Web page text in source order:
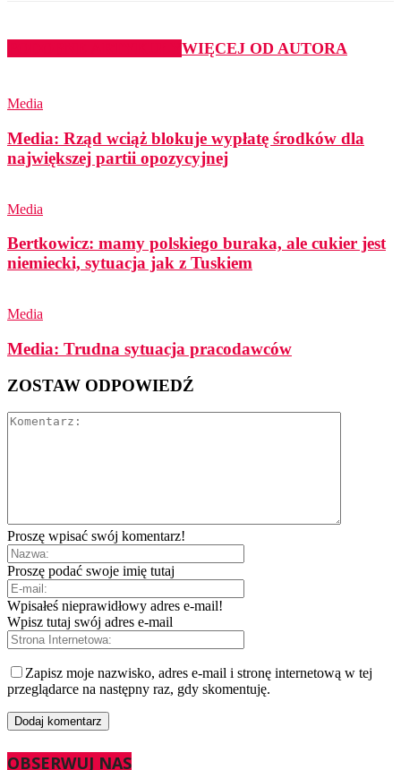
WIĘCEJ OD AUTORA
Media
Media: Rząd wciąż blokuje wypłatę środków dla
największej partii opozycyjnej
Media
Bertkowicz: mamy polskiego buraka, ale cukier jest
niemiecki, sytuacja jak z Tuskiem
Media
Media: Trudna sytuacja pracodawców
ZOSTAW ODPOWIEDŹ
Proszę wpisać swój komentarz!
Proszę podać swoje imię tutaj
Wpisałeś nieprawidłowy adres e-mail!
Wpisz tutaj swój adres e-mail
Zapisz moje nazwisko, adres e-mail i stronę internetową w tej
przeglądarce na następny raz, gdy skomentuję.
OBSERWUJ NAS